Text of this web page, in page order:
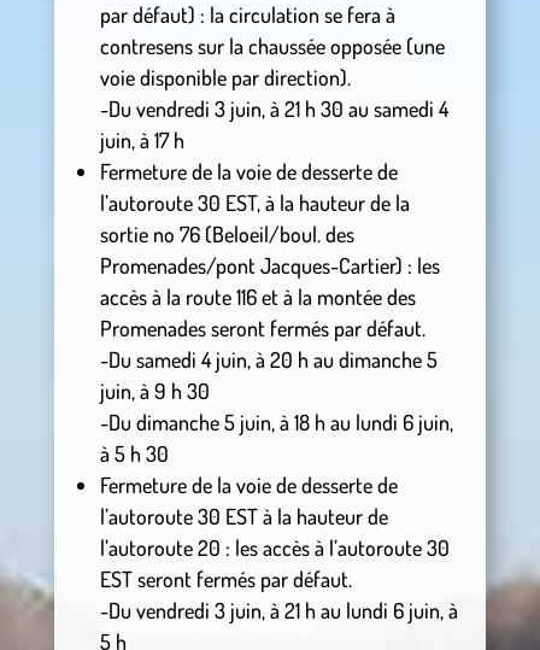
par défaut) : la circulation se fera à
contresens sur la chaussée opposée (une
voie disponible par direction).
-Du vendredi 3 juin, à 21 h 30 au samedi 4
juin, à 17 h
Fermeture de la voie de desserte de
l’autoroute 30 EST, à la hauteur de la
sortie no 76 (Beloeil/boul. des
Promenades/pont Jacques-Cartier) : les
accès à la route 116 et à la montée des
Promenades seront fermés par défaut.
-Du samedi 4 juin, à 20 h au dimanche 5
juin, à 9 h 30
-Du dimanche 5 juin, à 18 h au lundi 6 juin,
à 5 h 30
Fermeture de la voie de desserte de
l’autoroute 30 EST à la hauteur de
l’autoroute 20 : les accès à l’autoroute 30
EST seront fermés par défaut.
-Du vendredi 3 juin, à 21 h au lundi 6 juin, à
5 h